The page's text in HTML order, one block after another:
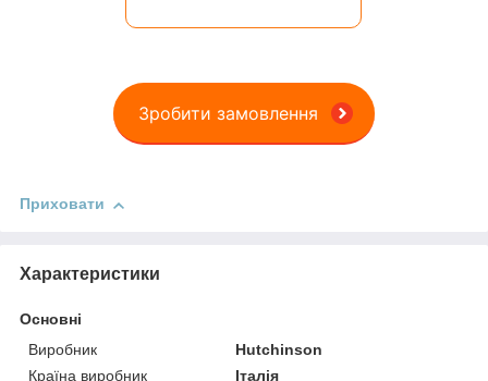
Зробити замовлення
Приховати
Характеристики
Основні
Виробник
Hutchinson
Країна виробник
Італія